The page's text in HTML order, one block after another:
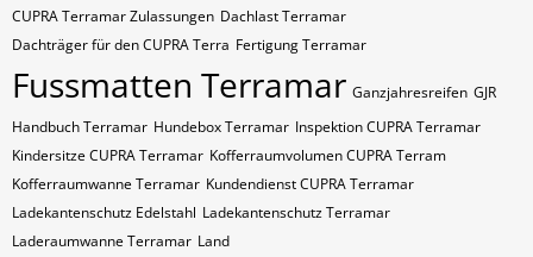
CUPRA Terramar Zulassungen Dachlast Terramar
Dachträger für den CUPRA Terra Fertigung Terramar
Fussmatten Terramar Ganzjahresreifen GJR
Handbuch Terramar Hundebox Terramar Inspektion CUPRA Terramar
Kindersitze CUPRA Terramar Kofferraumvolumen CUPRA Terram
Kofferraumwanne Terramar Kundendienst CUPRA Terramar
Ladekantenschutz Edelstahl Ladekantenschutz Terramar
Laderaumwanne Terramar Land